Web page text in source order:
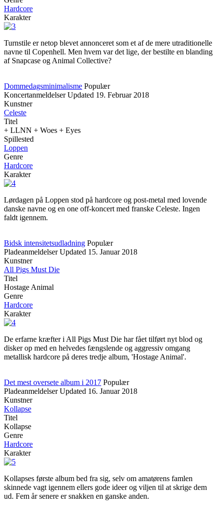
Hardcore
Karakter
Turnstile er netop blevet annonceret som et af de mere utraditionelle
navne til Copenhell. Men hvem var det lige, der bestilte en blanding
af Snapcase og Animal Collective?
Dommedagsminimalisme Populær
Koncertanmeldelser Updated 19. Februar 2018
Kunstner
Celeste
Titel
+ LLNN + Woes + Eyes
Spillested
Loppen
Genre
Hardcore
Karakter
Lørdagen på Loppen stod på hardcore og post-metal med lovende
danske navne og en one off-koncert med franske Celeste. Ingen
faldt igennem.
Bidsk intensitetsudladning Populær
Pladeanmeldelser Updated 15. Januar 2018
Kunstner
All Pigs Must Die
Titel
Hostage Animal
Genre
Hardcore
Karakter
De erfarne kræfter i All Pigs Must Die har fået tilført nyt blod og
disker op med en helvedes fængslende og aggressiv omgang
metallisk hardcore på deres tredje album, 'Hostage Animal'.
Det mest oversete album i 2017 Populær
Pladeanmeldelser Updated 16. Januar 2018
Kunstner
Kollapse
Titel
Kollapse
Genre
Hardcore
Karakter
Kollapses første album bed fra sig, selv om amatørens famlen
skinnede vagt igennem ellers gode ideer og viljen til at skrige dem
ud. Fem år senere er snakken en ganske anden.